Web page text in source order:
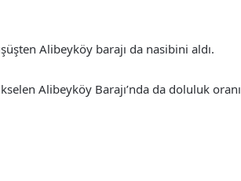
Alibeyköy barajı da nasibini aldı.
Alibeyköy Barajı’nda da doluluk oranı